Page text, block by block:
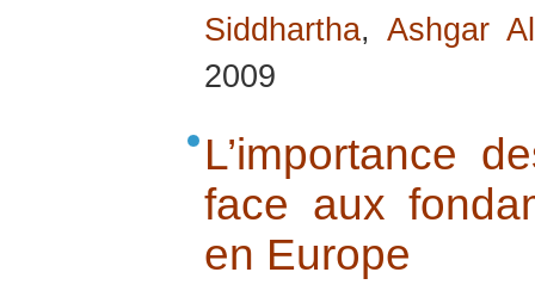
Siddhartha,Ashgar
2009
L’importance
face aux
en Europe